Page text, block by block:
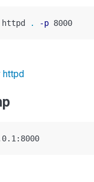
httpd . -p 8000
httpd